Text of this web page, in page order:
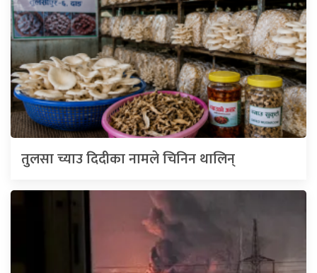
तुलसा च्याउ दिदीका नामले चिनिन थालिन्